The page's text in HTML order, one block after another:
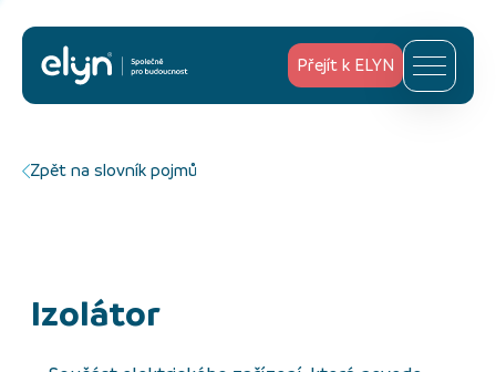
Přejít k ELYN
Zpět na slovník pojmů
izolátor